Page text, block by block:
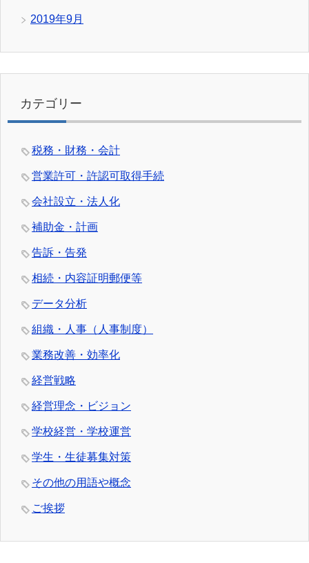
2019年9月
カテゴリー
税務・財務・会計
営業許可・許認可取得手続
会社設立・法人化
補助金・計画
告訴・告発
相続・内容証明郵便等
データ分析
組織・人事（人事制度）
業務改善・効率化
経営戦略
経営理念・ビジョン
学校経営・学校運営
学生・生徒募集対策
その他の用語や概念
ご挨拶